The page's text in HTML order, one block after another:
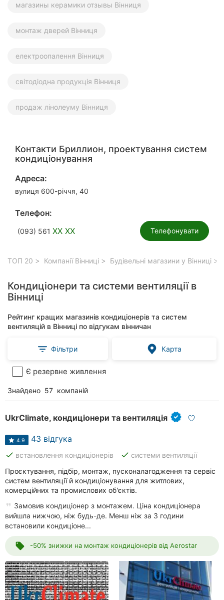
магазины керамики отзывы Вінниця
монтаж дверей Вінниця
електроопалення Вінниця
світодіодна продукція Вінниця
продаж лінолеуму Вінниця
Контакти Бриллион, проектування систем
кондиціонування
Адреса:
вулиця 600-річчя, 40
Телефон:
(093) 561 XX XX Телефонувати
ТОП 20 Компанії Вінниці Будівельні магазини у Вінниці
Кондиціонери та системи вентиляції в
Вінниці
Рейтинг кращих магазинів кондиціонерів та систем
вентиляцій в Вінниці по відгукам вінничан
Фільтри Карта
Є резервне живлення
Знайдено 57 компаній
UkrClimate, кондиціонери та вентиляція
4.9 43 відгука
done встановлення кондиціонерів done системи вентиляції
Проєктування, підбір, монтаж, пусконалагодження та сервіс
систем вентиляції й кондиціонування для житлових,
комерційних та промислових об'єктів.
Замовив кондиціонер з монтажем. Ціна кондиціонера
вийшла нижчою, ніж будь-де. Менш ніж за 3 години
встановили кондиціоне...
local_offer -50% знижки на монтаж кондиціонерів від Aerostar